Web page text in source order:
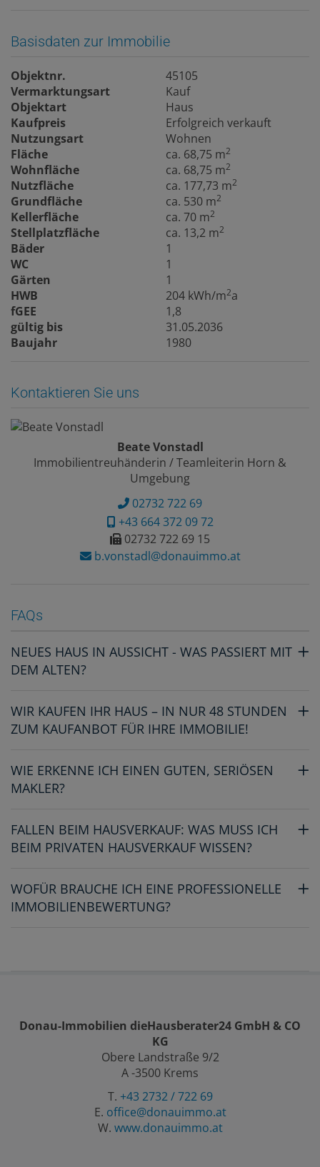
Basisdaten zur Immobilie
Objektnr.
45105
Vermarktungsart
Kauf
Objektart
Haus
Kaufpreis
Erfolgreich verkauft
Nutzungsart
Wohnen
Fläche
ca. 68,75 m2
Wohnfläche ca. 68,75 m2
Nutzfläche ca. 177,73 m2
Grundfläche ca. 530 m2
Kellerfläche ca. 70 m2
Stellplatzfläche ca. 13,2 m2
Bäder
1
WC
1
Gärten
1
HWB
204 kWh/m2a
fGEE
1,8
gültig bis
31.05.2036
Baujahr
1980
Kontaktieren Sie uns
Beate Vonstadl
Immobilientreuhänderin / Teamleiterin Horn &
Umgebung
02732 722 69
+43 664 372 09 72
02732 722 69 15
b.vonstadl@donauimmo.at
FAQs
NEUES HAUS IN AUSSICHT - WAS PASSIERT MIT
DEM ALTEN?
WIR KAUFEN IHR HAUS – IN NUR 48 STUNDEN
ZUM KAUFANBOT FÜR IHRE IMMOBILIE!
WIE ERKENNE ICH EINEN GUTEN, SERIÖSEN
MAKLER?
FALLEN BEIM HAUSVERKAUF: WAS MUSS ICH
BEIM PRIVATEN HAUSVERKAUF WISSEN?
WOFÜR BRAUCHE ICH EINE PROFESSIONELLE
IMMOBILIENBEWERTUNG?
Donau-Immobilien dieHausberater24 GmbH & CO
KG
Obere Landstraße 9/2
A -3500 Krems
T. +43 2732 / 722 69
E. office@donauimmo.at
W. www.donauimmo.at